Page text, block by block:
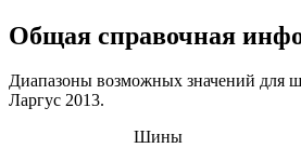
Общая справочная
Диапазоны возможных значений для
Ларгус 2013.
Шины